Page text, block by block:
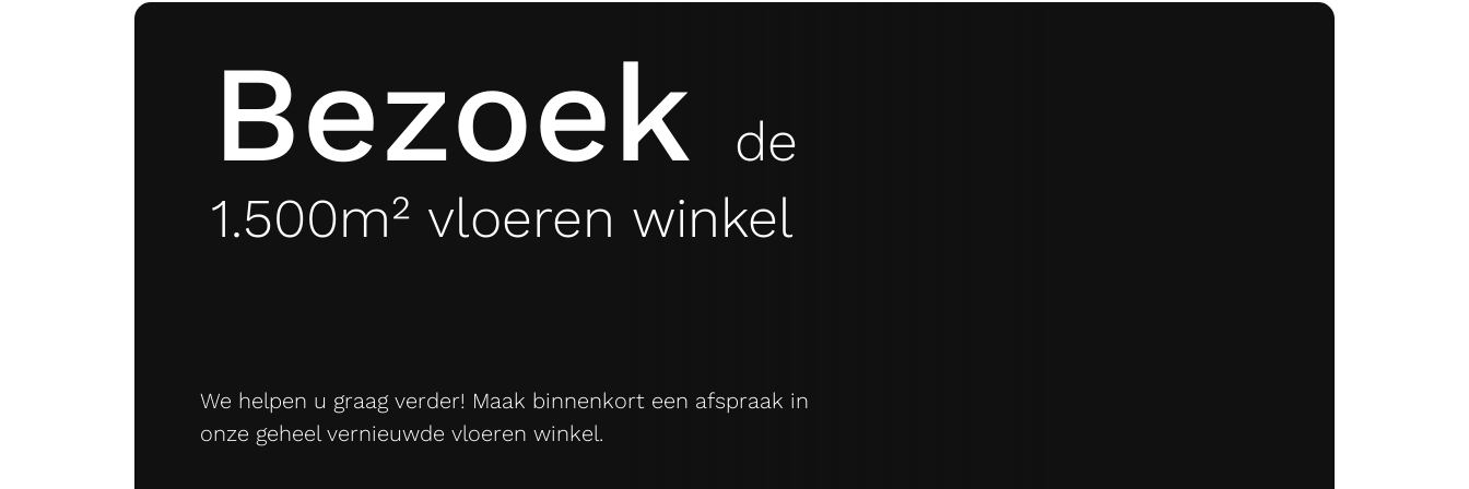
Bezoek
de
1.500m² vloeren winkel
We helpen u graag verder! Maak binnenkort een afspraak in
onze geheel vernieuwde vloeren winkel.